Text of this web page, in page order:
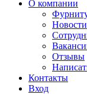
О компании
Новости
Отзывы
Контакты
Вход